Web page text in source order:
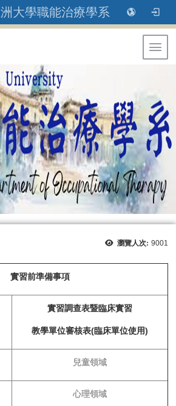
大學職能治療學系
瀏覽人次: 9001
實習前準備事項
實習調查表暨臨床實習
教學單位審核表(臨床單位使用)
兒童領域
心理領域